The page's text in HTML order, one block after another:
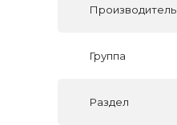
Производитель
Группа
Раздел